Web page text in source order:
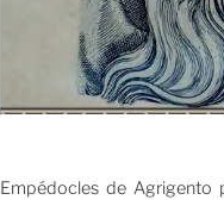
Empédocles de